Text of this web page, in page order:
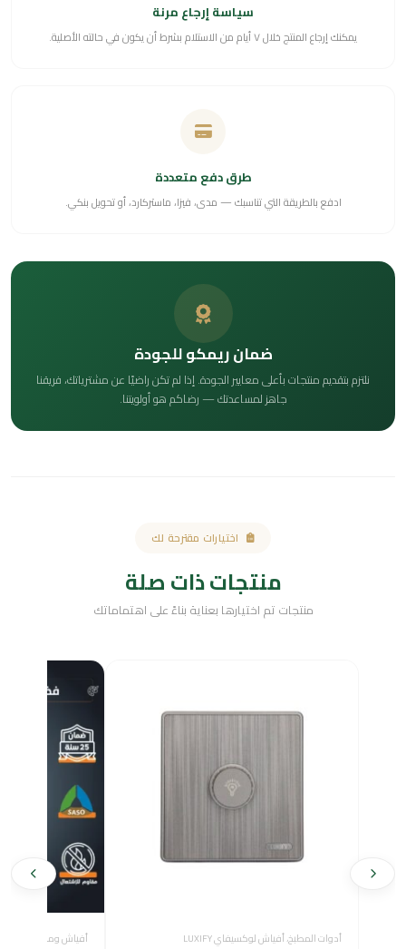
سياسة إرجاع مرنة
يمكنك إرجاع المنتج خلال ٧ أيام من الاستلام بشرط أن يكون في حالته الأصلية.
طرق دفع متعددة
ادفع بالطريقة التي تناسبك — مدى، فيزا، ماستركارد، أو تحويل بنكي.
ضمان ريمكو للجودة
نلتزم بتقديم منتجات بأعلى معايير الجودة. إذا لم تكن راضيًا عن مشترياتك، فريقنا
جاهز لمساعدتك — رضاكم هو أولويتنا.
اختيارات مقترحة لك
منتجات ذات صلة
منتجات تم اختيارها بعناية بناءً على اهتماماتك
أدوات المطبخ،أفياش لوكسيفاي LUXIFY أفياش ومفاتيح كهرباء